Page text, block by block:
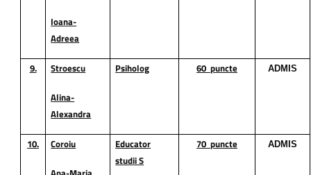
Ioana-
Adreea
9. Stroescu
Alina-
Alexandra
Psiholog 60 puncte ADMIS
10. Coroiu
Educator
studii S
70 puncte ADMIS